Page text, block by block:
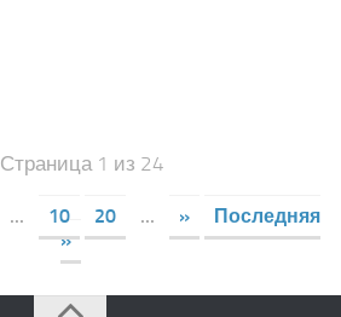
Страница 1 из 24
... 10 20 ... »
Последняя
»